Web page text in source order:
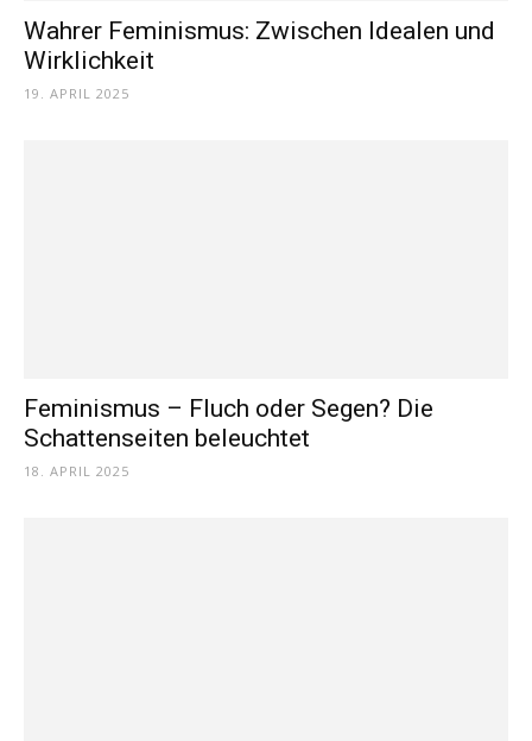
Wahrer Feminismus: Zwischen Idealen und
Wirklichkeit
19. APRIL 2025
Feminismus – Fluch oder Segen? Die
Schattenseiten beleuchtet
18. APRIL 2025